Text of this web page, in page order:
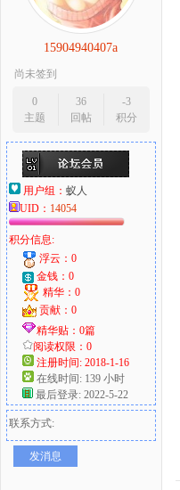
15904940407a
尚未签到
0
主题
36
回帖
-3
积分
用户组： 蚁人
UID： 14054
积分信息:
浮云：0
金钱：0
精华：0
贡献：0
精华贴：0篇
阅读权限：0
注册时间: 2018-1-16
在线时间: 139 小时
最后登录: 2022-5-22
联系方式:
发消息